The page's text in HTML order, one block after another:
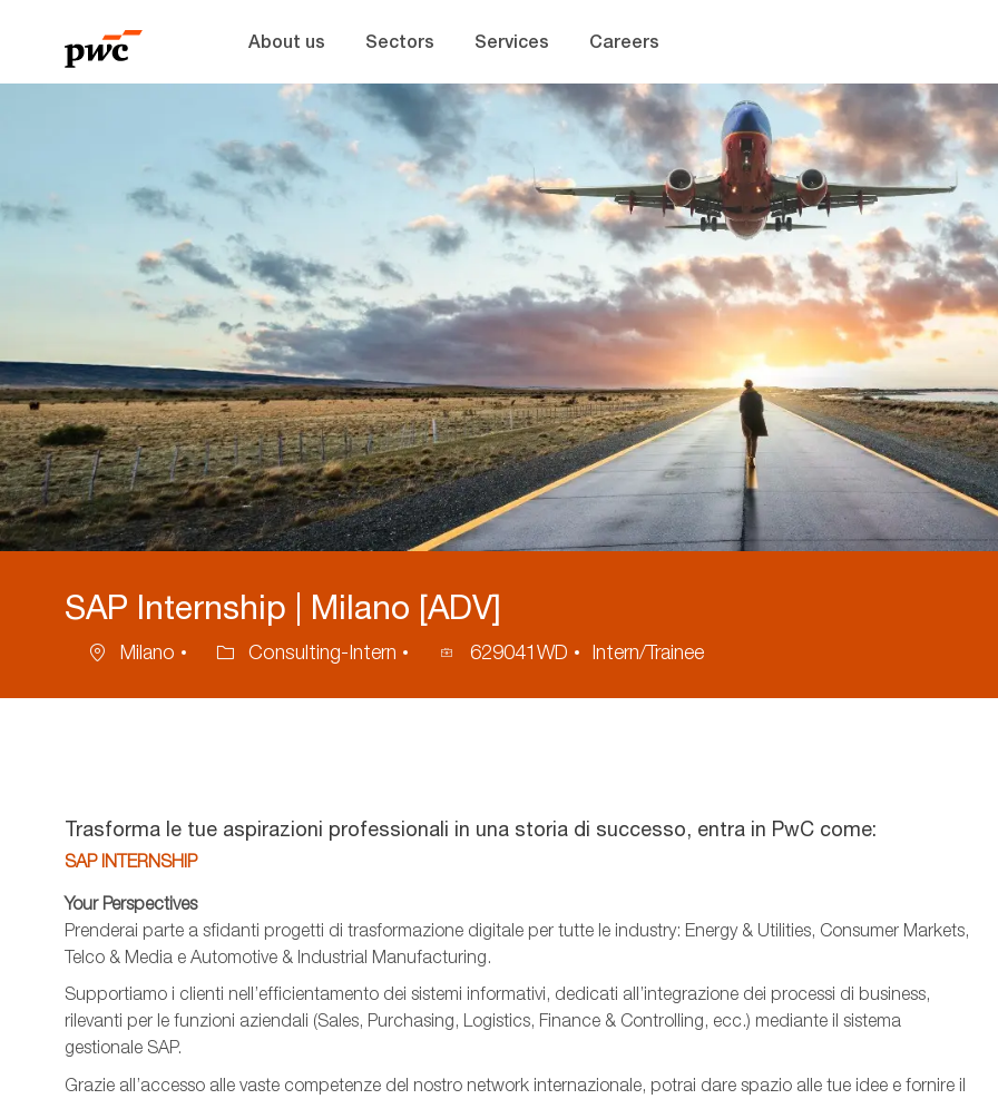
About us
Sectors Services Careers
SAP Internship | Milano [ADV]
Milano
Consulting-Intern
ID
629041WD Intern/Trainee
Trasforma le tue aspirazioni professionali in una storia di successo, entra in PwC come:
SAP INTERNSHIP
Your Perspectives
Prenderai parte a sfidanti progetti di trasformazione digitale per tutte le industry: Energy & Utilities, Consumer Markets,
Telco & Media e Automotive & Industrial Manufacturing.
Supportiamo i clienti nell’efficientamento dei sistemi informativi, dedicati all’integrazione dei processi di business,
rilevanti per le funzioni aziendali (Sales, Purchasing, Logistics, Finance & Controlling, ecc.) mediante il sistema
gestionale SAP.
Grazie all’accesso alle vaste competenze del nostro network internazionale, potrai dare spazio alle tue idee e fornire il